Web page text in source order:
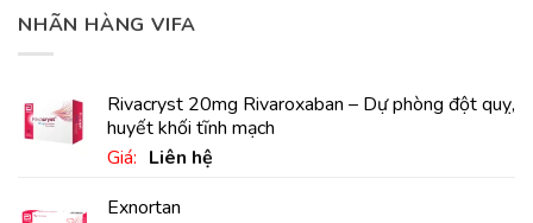
NHÃN HÀNG VIFA
Rivacryst 20mg Rivaroxaban – Dự phòng đột quỵ,
huyết khối tĩnh mạch
Giá: Liên hệ
Exnortan